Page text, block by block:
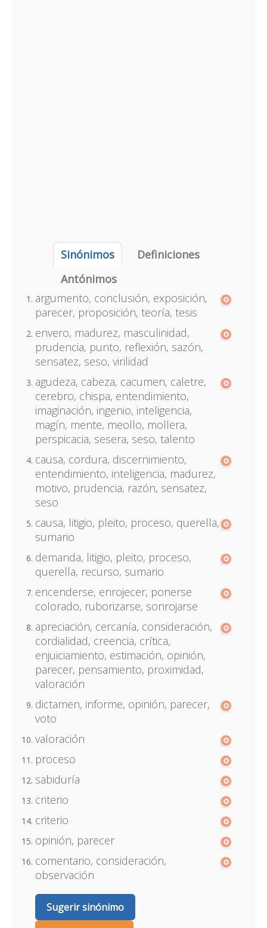
Sinónimos
Definiciones
Antónimos
argumento, conclusión, exposición,
parecer, proposición, teoría, tesis
envero, madurez, masculinidad,
prudencia, punto, reflexión, sazón,
sensatez, seso, virilidad
agudeza, cabeza, cacumen, caletre,
cerebro, chispa, entendimiento,
imaginación, ingenio, inteligencia,
magín, mente, meollo, mollera,
perspicacia, sesera, seso, talento
causa, cordura, discernimiento,
entendimiento, inteligencia, madurez,
motivo, prudencia, razón, sensatez,
seso
causa, litigio, pleito, proceso, querella,
sumario
demanda, litigio, pleito, proceso,
querella, recurso, sumario
encenderse, enrojecer, ponerse
colorado, ruborizarse, sonrojarse
apreciación, cercanía, consideración,
cordialidad, creencia, crítica,
enjuiciamiento, estimación, opinión,
parecer, pensamiento, proximidad,
valoración
dictamen, informe, opinión, parecer,
voto
valoración
proceso
sabiduría
criterio
criterio
opinión, parecer
comentario, consideración,
observación
Sugerir sinónimo